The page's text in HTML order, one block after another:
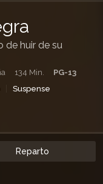
de huir de su
134 Min.
PG-13
Suspense
Reparto